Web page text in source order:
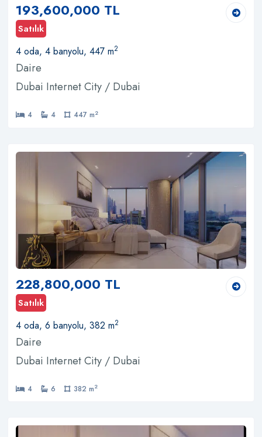
193,600,000 TL
Satılık
4 oda, 4 banyolu, 447 m2
Daire
Dubai Internet City / Dubai
4 4 447 m2
228,800,000 TL
Satılık
4 oda, 6 banyolu, 382 m2
Daire
Dubai Internet City / Dubai
4 6 382 m2